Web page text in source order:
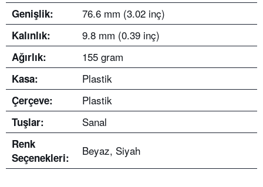
Genişlik: 76.6 mm (3.02 inç)
Kalınlık: 9.8 mm (0.39 inç)
Ağırlık: 155 gram
Kasa: Plastik
Çerçeve: Plastik
Tuşlar: Sanal
Renk
Seçenekleri:
Beyaz, Siyah